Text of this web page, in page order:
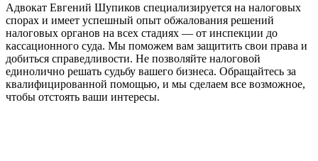
Адвокат Евгений Шупиков специализируется на налоговых
спорах и имеет успешный опыт обжалования решений
налоговых органов на всех стадиях — от инспекции до
кассационного суда. Мы поможем вам защитить свои права и
добиться справедливости. Не позволяйте налоговой
единолично решать судьбу вашего бизнеса. Обращайтесь за
квалифицированной помощью, и мы сделаем все возможное,
чтобы отстоять ваши интересы.